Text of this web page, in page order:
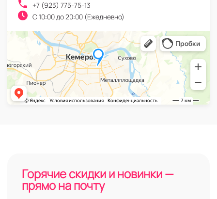
+7 (923) 775-75-13
C 10:00 до 20:00 (Ежедневно)
Горячие скидки и новинки —
прямо на почту